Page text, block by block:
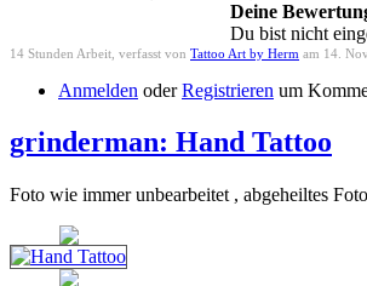
Deine
Du bist nicht
14 Stunden Arbeit, verfasst von Tattoo Art by Herm am 14.
Anmelden oderRegistrieren um
grinderman: Hand Tattoo
Foto wie immer unbearbeitet , abgeheiltes